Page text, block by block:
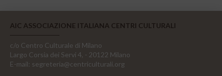
AIC ASSOCIAZIONE ITALIANA CENTRI CULTURALI
c/o Centro Culturale di Milano
Largo Corsia dei Servi 4, - 20122 Milano
E-mail: segreteria@centriculturali.org